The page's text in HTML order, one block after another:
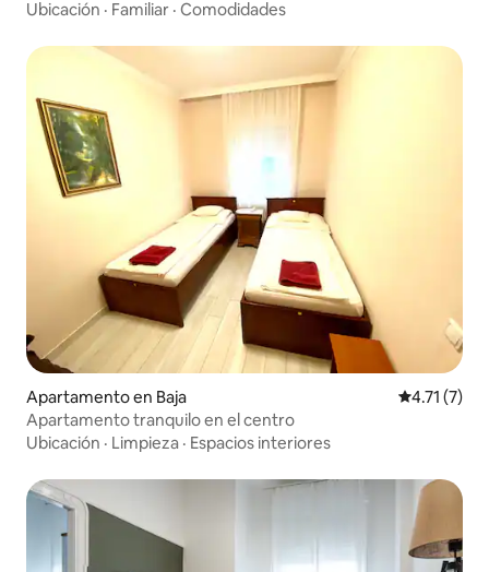
Ubicación · Familiar · Comodidades
Apartamento en Baja Calificación
4.71 (7)
Apartamento tranquilo en el centro
Ubicación · Limpieza · Espacios interiores